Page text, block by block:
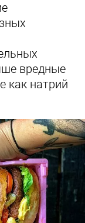
вредные
как натрий